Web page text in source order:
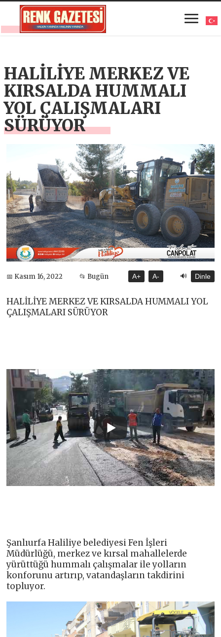
HALİLİYE MERKEZ VE
KIRSALDA HUMMALI
YOL ÇALIŞMALARI
SÜRÜYOR
📅 Kasım 16, 2022 📂 Bugün A+ A- 🔊 Dinle
HALİLİYE MERKEZ VE KIRSALDA HUMMALI YOL
ÇALIŞMALARI SÜRÜYOR
Şanlıurfa Haliliye belediyesi Fen İşleri
Müdürlüğü, merkez ve kırsal mahallelerde
yürüttüğü hummalı çalışmalar ile yolların
konforunu artırıp, vatandaşların takdirini
topluyor.